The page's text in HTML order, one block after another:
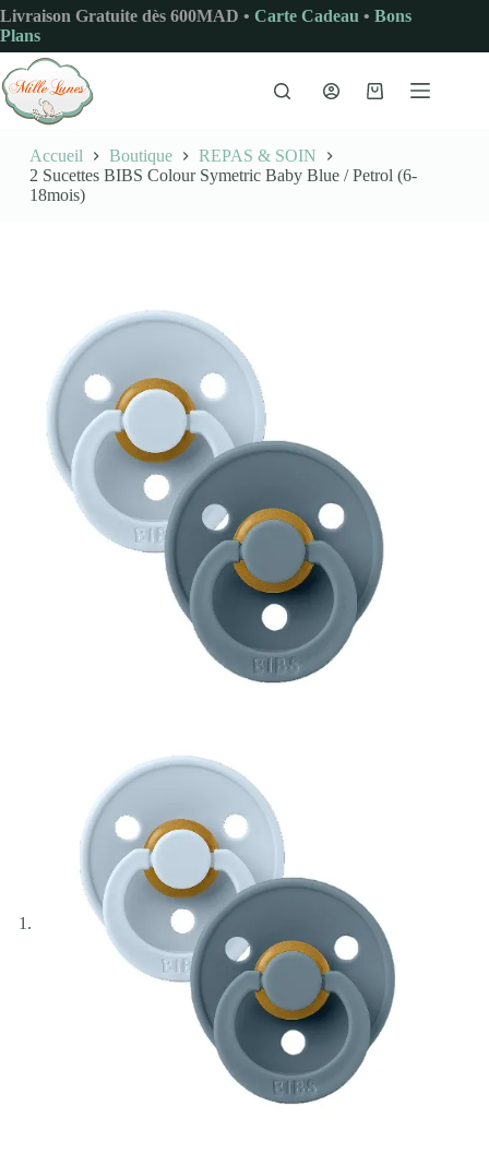
Passer
au
contenu
Livraison Gratuite dès 600MAD • Carte Cadeau • Bons
Plans
Panier
Accueil Boutique
REPAS & SOIN
2 Sucettes BIBS Colour Symetric Baby Blue / Petrol (6-
18mois)